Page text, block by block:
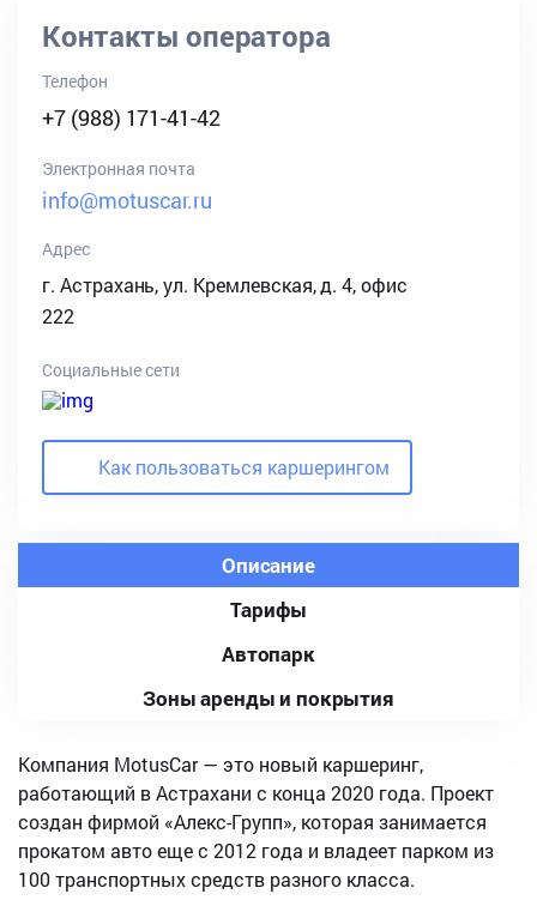
Контакты оператора
Телефон
+7 (988) 171-41-42
Электронная почта
info@motuscar.ru
Адрес
г. Астрахань, ул. Кремлевская, д. 4, офис
222
Социальные сети
Как пользоваться каршерингом
Описание
Тарифы
Автопарк
Зоны аренды и покрытия
Компания MotusCar — это новый каршеринг,
работающий в Астрахани с конца 2020 года. Проект
создан фирмой «Алекс-Групп», которая занимается
прокатом авто еще с 2012 года и владеет парком из
100 транспортных средств разного класса.